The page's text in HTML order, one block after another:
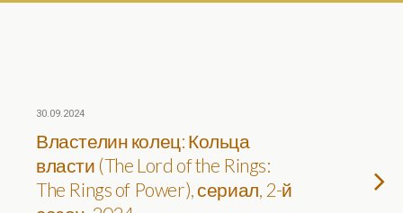
30.09.2024
Властелин колец: Кольца
власти (The Lord of the Rings:
The Rings of Power), сериал, 2-й